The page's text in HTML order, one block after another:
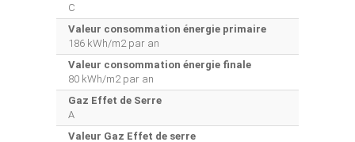
C
Valeur consommation énergie primaire
186 kWh/m2 par an
Valeur consommation énergie finale
80 kWh/m2 par an
Gaz Effet de Serre
A
Valeur Gaz Effet de serre